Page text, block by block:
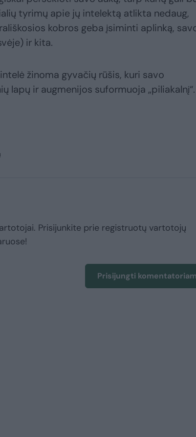
tyrimų apie jų intelektą atlikta nedaug,
kobros geba įsiminti aplinką,
ir kita.
žinoma gyvačių rūšis, kuri savo
lapų ir augmenijos suformuoja „piliakalnį“.
Prisijunkite prie registruotų vartotojų
Prisijungti